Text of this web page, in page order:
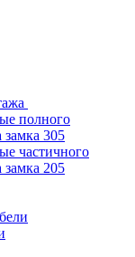
полного
305
частичного
205